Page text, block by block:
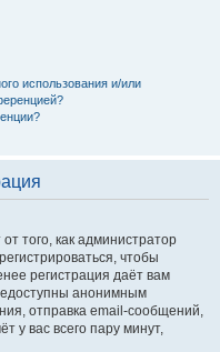
использования и/или
того, как администратор
чтобы
регистрация даёт вам
анонимным
отправка email-сообщений,
у вас всего пару минут,